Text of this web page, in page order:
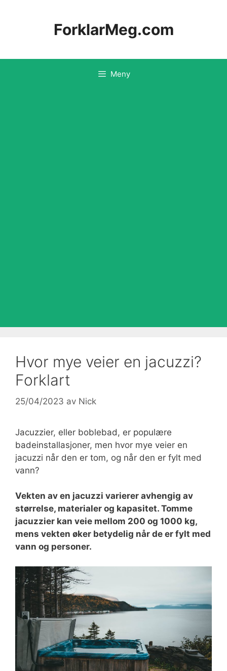
ForklarMeg.com
Meny
Hvor mye veier en jacuzzi?
Forklart
25/04/2023 av Nick
Jacuzzier, eller boblebad, er populære
badeinstallasjoner, men hvor mye veier en
jacuzzi når den er tom, og når den er fylt med
vann?
Vekten av en jacuzzi varierer avhengig av
størrelse, materialer og kapasitet. Tomme
jacuzzier kan veie mellom 200 og 1000 kg,
mens vekten øker betydelig når de er fylt med
vann og personer.